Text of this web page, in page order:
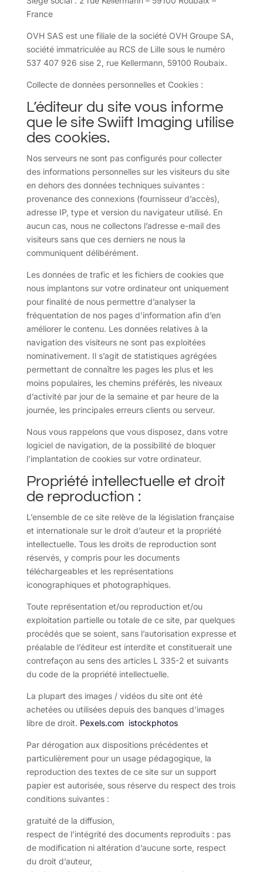
France
OVH SAS est une filiale de la société OVH Groupe SA,
société immatriculée au RCS de Lille sous le numéro
537 407 926 sise 2, rue Kellermann, 59100 Roubaix.
Collecte de données personnelles et Cookies :
L’éditeur du site vous informe
que le site Swiift Imaging utilise
des cookies.
Nos serveurs ne sont pas configurés pour collecter
des informations personnelles sur les visiteurs du site
en dehors des données techniques suivantes :
provenance des connexions (fournisseur d’accès),
adresse IP, type et version du navigateur utilisé. En
aucun cas, nous ne collectons l’adresse e-mail des
visiteurs sans que ces derniers ne nous la
communiquent délibérément.
Les données de trafic et les fichiers de cookies que
nous implantons sur votre ordinateur ont uniquement
pour finalité de nous permettre d’analyser la
fréquentation de nos pages d’information afin d’en
améliorer le contenu. Les données relatives à la
navigation des visiteurs ne sont pas exploitées
nominativement. Il s’agit de statistiques agrégées
permettant de connaître les pages les plus et les
moins populaires, les chemins préférés, les niveaux
d’activité par jour de la semaine et par heure de la
journée, les principales erreurs clients ou serveur.
Nous vous rappelons que vous disposez, dans votre
logiciel de navigation, de la possibilité de bloquer
l’implantation de cookies sur votre ordinateur.
Propriété intellectuelle et droit
de reproduction :
L’ensemble de ce site relève de la législation française
et internationale sur le droit d’auteur et la propriété
intellectuelle. Tous les droits de reproduction sont
réservés, y compris pour les documents
téléchargeables et les représentations
iconographiques et photographiques.
Toute représentation et/ou reproduction et/ou
exploitation partielle ou totale de ce site, par quelques
procédés que se soient, sans l’autorisation expresse et
préalable de l’éditeur est interdite et constituerait une
contrefaçon au sens des articles L 335-2 et suivants
du code de la propriété intellectuelle.
La plupart des images / vidéos du site ont été
achetées ou utilisées depuis des banques d’images
libre de droit. Pexels.com istockphotos
Par dérogation aux dispositions précédentes et
particulièrement pour un usage pédagogique, la
reproduction des textes de ce site sur un support
papier est autorisée, sous réserve du respect des trois
conditions suivantes :
gratuité de la diffusion,
respect de l’intégrité des documents reproduits : pas
de modification ni altération d’aucune sorte, respect
du droit d’auteur,